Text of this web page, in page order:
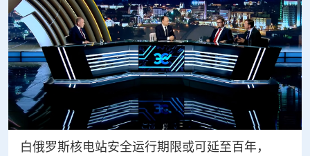
白俄罗斯核电站安全运行期限或可延至百年，